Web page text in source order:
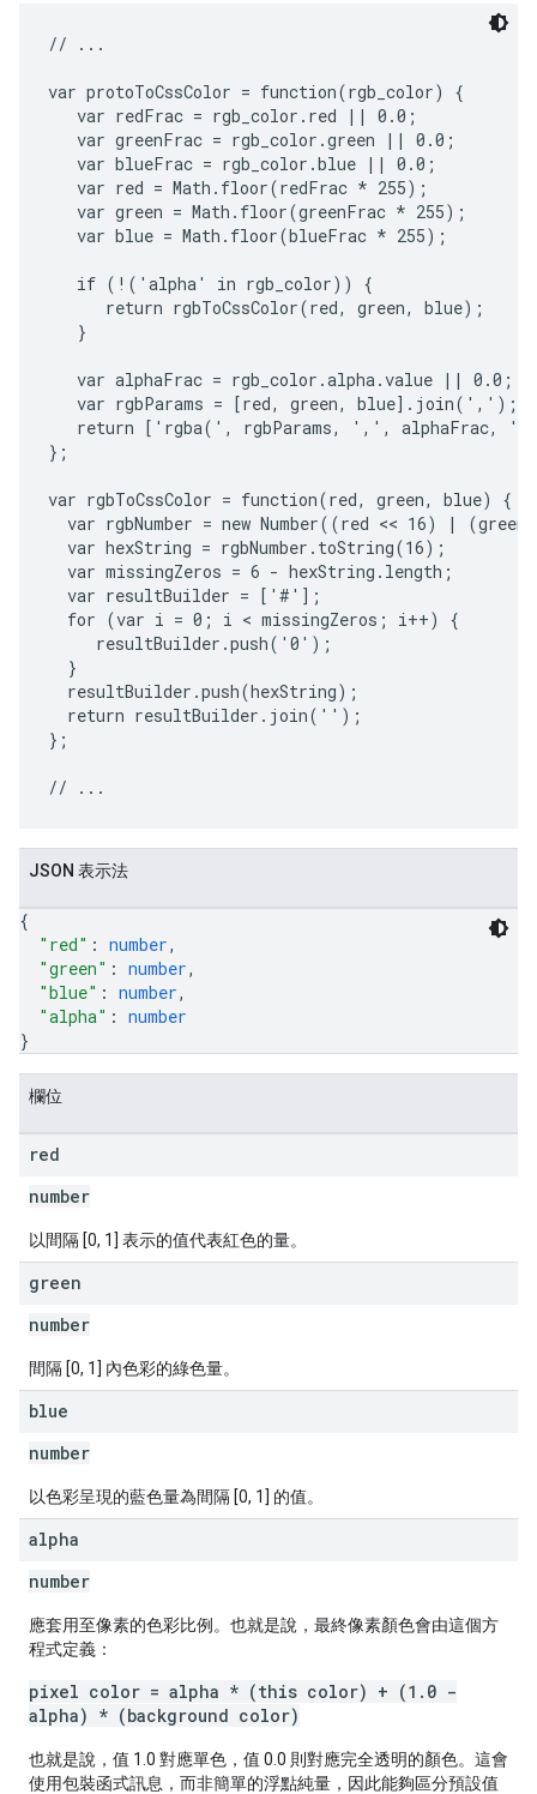
// ...
var protoToCssColor = function(rgb_color) {
   var redFrac = rgb_color.red || 0.0;
   var greenFrac = rgb_color.green || 0.0;
   var blueFrac = rgb_color.blue || 0.0;
   var red = Math.floor(redFrac * 255);
   var green = Math.floor(greenFrac * 255);
   var blue = Math.floor(blueFrac * 255);
   if (!('alpha' in rgb_color)) {
      return rgbToCssColor(red, green, blue);
   }
   var alphaFrac = rgb_color.alpha.value || 0.0;
   var rgbParams = [red, green, blue].join(',');
return ['rgba(', rgbParams, ',', alphaFrac,
};
var rgbToCssColor = function(red, green, blue) {
var rgbNumber = new Number((red << 16) | (green
  var hexString = rgbNumber.toString(16);
  var missingZeros = 6 - hexString.length;
  var resultBuilder = ['#'];
  for (var i = 0; i < missingZeros; i++) {
     resultBuilder.push('0');
  }
  resultBuilder.push(hexString);
  return resultBuilder.join('');
};
JSON 表示法
{
"red" : number,
"green" : number,
"blue" : number,
"alpha" : number
}
欄位
red
number
以間隔 [0, 1] 表示的值代表紅色的量。
green
number
間隔 [0, 1] 內色彩的綠色量。
blue
number
以色彩呈現的藍色量為間隔 [0, 1] 的值。
alpha
number
應套用至像素的色彩比例。也就是說，最終像素顏色會由這個方
程式定義：
pixel color = alpha * (this color) + (1.0 -
alpha) * (background color)
也就是說，值 1.0 對應單色，值 0.0 則對應完全透明的顏色。這會
使用包裝函式訊息，而非簡單的浮點純量，因此能夠區分預設值